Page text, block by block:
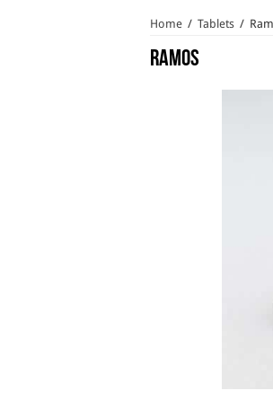
Home / Tablets /
Ramos